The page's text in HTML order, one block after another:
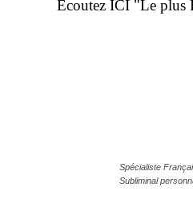
Écoutez ICI "Le plus
Spécialiste
Subliminal